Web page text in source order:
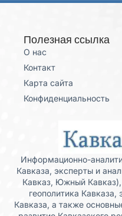
Полезная ссылка
О нас
Контакт
Карта сайта
Конфиденциальность
Информационно-
Кавказа, эксперты и
Кавказ, Южный
геополитика
Кавказа, а также